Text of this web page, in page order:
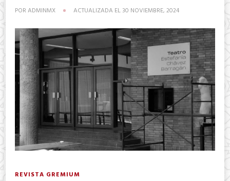
POR ADMINMX ACTUALIZADA EL 30 NOVIEMBRE, 2024
REVISTA GREMIUM